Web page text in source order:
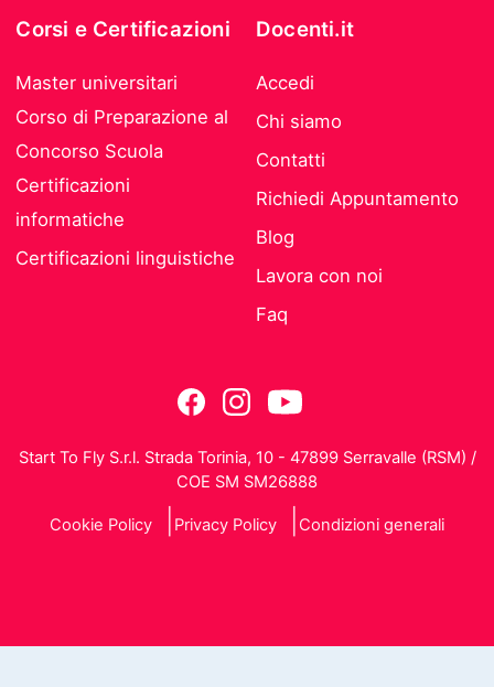
Corsi e Certificazioni
Master universitari
Corso di Preparazione al
Concorso Scuola
Certificazioni
informatiche
Certificazioni linguistiche
Docenti.it
Accedi
Chi siamo
Contatti
Richiedi Appuntamento
Blog
Lavora con noi
Faq
Start To Fly S.r.l. Strada Torinia, 10 - 47899 Serravalle (RSM) /
COE SM SM26888
Cookie Policy Privacy Policy Condizioni generali